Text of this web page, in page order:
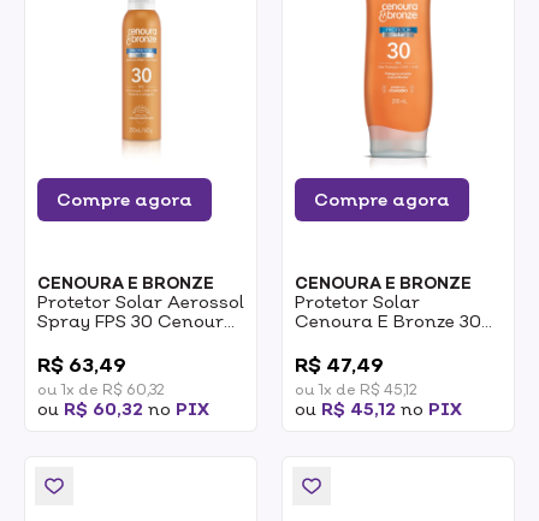
Compre agora
CENOURA E BRONZE
Protetor Solar Aerossol
Spray FPS 30 Cenoura
R$ 63,49
ou 1x de R$ 60,32
ou R$ 60,32 no PIX
Compre agora
CENOURA E BRONZE
Protetor Solar
Cenoura E Bronze 30
R$ 47,49
ou 1x de R$ 45,12
ou R$ 45,12 no PIX